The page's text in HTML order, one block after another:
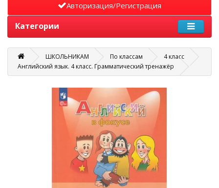
Авторизация/Регистрация
Категории
ШКОЛЬНИКАМ По классам
4 класс
Английский язык. 4 класс. Грамматический тренажёр